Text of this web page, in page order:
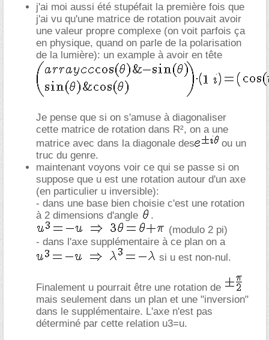
j'ai moi aussi été stupéfait la première fois que
j'ai vu qu'une matrice de rotation pouvait avoir
une valeur propre complexe (on voit parfois ça
en physique, quand on parle de la polarisation
de la lumière): un example à avoir en tête
Je pense que si on s'amuse à diagonaliser
cette matrice de rotation dans R², on a une
matrice avec dans la diagonale des
ou un
truc du genre.
maintenant voyons voir ce qui se passe si on
suppose que u est une rotation autour d'un axe
(en particulier u inversible):
- dans une base bien choisie c'est une rotation
à 2 dimensions d'angle
.
(modulo 2 pi)
- dans l'axe supplémentaire à ce plan on a
si u est non-nul.
Finalement u pourrait être une rotation de
mais seulement dans un plan et une "inversion"
dans le supplémentaire. L'axe n'est pas
déterminé par cette relation u3=u.